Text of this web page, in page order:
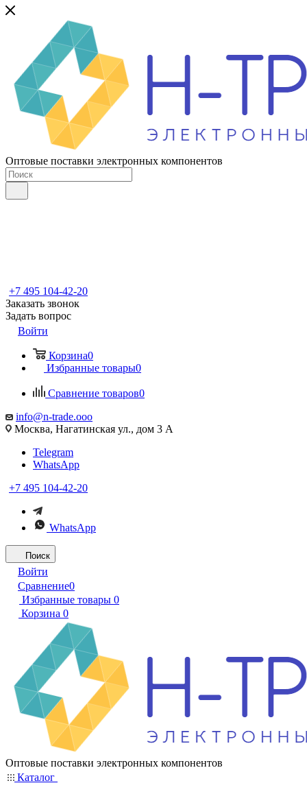
Оптовые поставки электронных компонентов
+7 495 104-42-20
Заказать звонок
Задать вопрос
Войти
Корзина0
Избранные товары0
Сравнение товаров0
info@n-trade.ooo
Москва, Нагатинская ул., дом 3 А
Telegram
WhatsApp
+7 495 104-42-20
WhatsApp
Поиск
Войти
Сравнение0
Избранные товары 0
Корзина 0
Оптовые поставки электронных компонентов
Каталог